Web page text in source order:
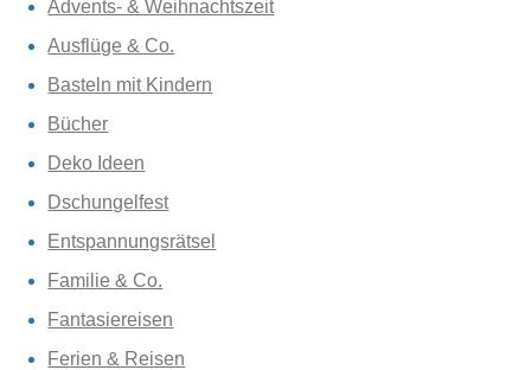
Advents- & Weihnachtszeit
Ausflüge & Co.
Basteln mit Kindern
Bücher
Deko Ideen
Dschungelfest
Entspannungsrätsel
Familie & Co.
Fantasiereisen
Ferien & Reisen